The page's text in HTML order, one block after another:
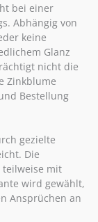
bei einer
Abhängig von
keine
Glanz
nicht die
Zinkblume
Bestellung
gezielte
Die
teilweise mit
wird gewählt,
Ansprüchen an